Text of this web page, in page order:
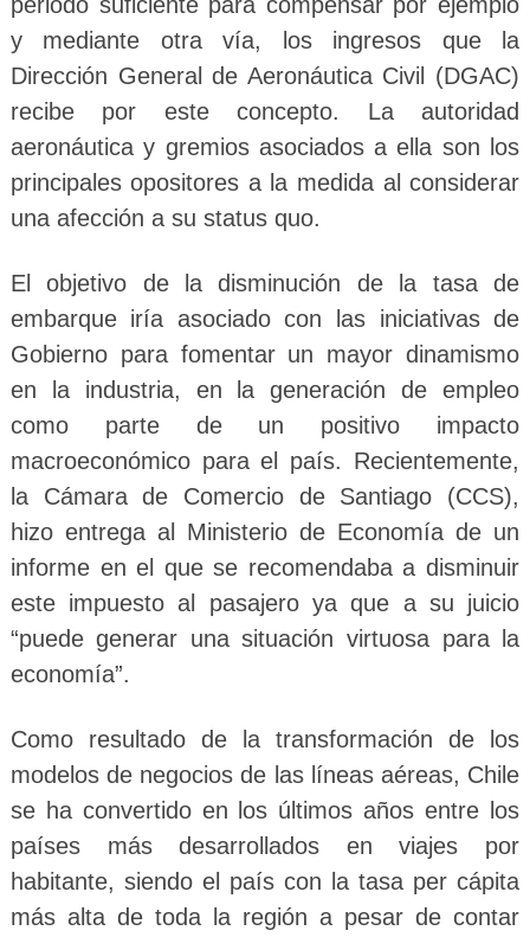
y mediante otra vía, los ingresos que la
Dirección General de Aeronáutica Civil (DGAC)
recibe por este concepto. La autoridad
aeronáutica y gremios asociados a ella son los
principales opositores a la medida al considerar
una afección a su status quo.
El objetivo de la disminución de la tasa de
embarque iría asociado con las iniciativas de
Gobierno para fomentar un mayor dinamismo
en la industria, en la generación de empleo
como parte de un positivo impacto
macroeconómico para el país. Recientemente,
la Cámara de Comercio de Santiago (CCS),
hizo entrega al Ministerio de Economía de un
informe en el que se recomendaba a disminuir
este impuesto al pasajero ya que a su juicio
“puede generar una situación virtuosa para la
economía”.
Como resultado de la transformación de los
modelos de negocios de las líneas aéreas, Chile
se ha convertido en los últimos años entre los
países más desarrollados en viajes por
habitante, siendo el país con la tasa per cápita
más alta de toda la región a pesar de contar